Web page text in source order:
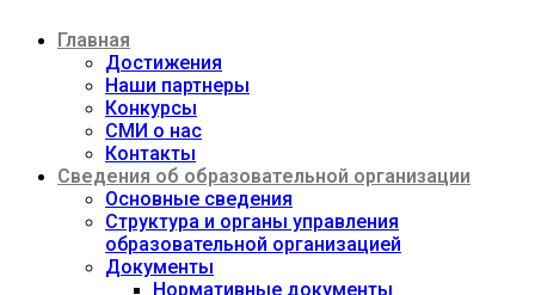
содержимому
Главная
Достижения
Наши партнеры
Конкурсы
СМИ о нас
Контакты
Сведения об образовательной организации
Основные сведения
Структура и органы управления
образовательной организацией
Документы
Нормативные документы